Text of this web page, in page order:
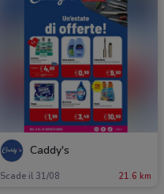
Caddy's
Scade il 31/08 21.6 km